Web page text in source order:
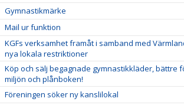
Gymnastikmärke
Mail ur funktion
KGFs verksamhet framåt i samband med
nya lokala restriktioner
Köp och sälj begagnade gymnastikkläder, bättre
miljön och plånboken!
Föreningen söker ny kanslilokal